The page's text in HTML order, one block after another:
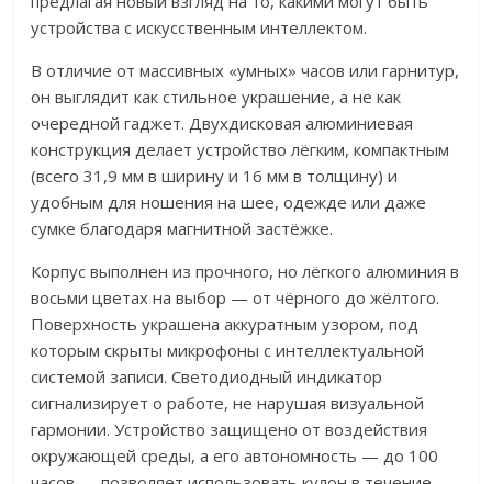
устройства с искусственным интеллектом.
В отличие от массивных «умных» часов или гарнитур,
он выглядит как стильное украшение, а не как
очередной гаджет. Двухдисковая алюминиевая
конструкция делает устройство лёгким, компактным
(всего 31,9 мм в ширину и 16 мм в толщину) и
удобным для ношения на шее, одежде или даже
сумке благодаря магнитной застёжке.
Корпус выполнен из прочного, но лёгкого алюминия в
восьми цветах на выбор — от чёрного до жёлтого.
Поверхность украшена аккуратным узором, под
которым скрыты микрофоны с интеллектуальной
системой записи. Светодиодный индикатор
сигнализирует о работе, не нарушая визуальной
гармонии. Устройство защищено от воздействия
окружающей среды, а его автономность — до 100